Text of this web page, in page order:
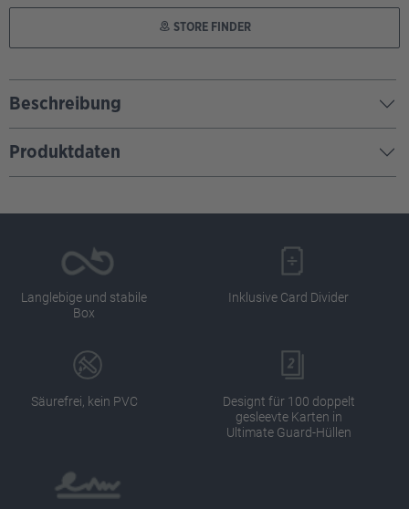
STORE FINDER
Beschreibung
Produktdaten
Langlebige und stabile
Box
Inklusive Card Divider
Säurefrei, kein PVC
Designt für 100 doppelt
gesleevte Karten in
Ultimate Guard-Hüllen